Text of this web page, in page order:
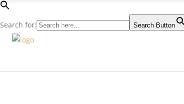
Search for: Search Button